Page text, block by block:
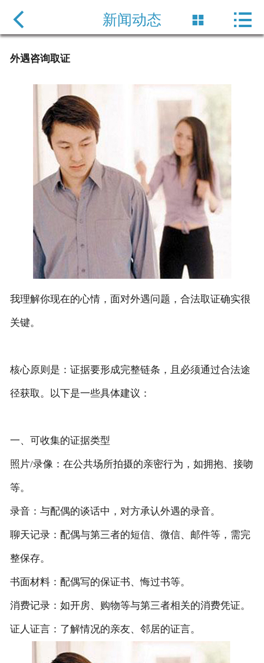
网站首页
公司简介
保密协定
联系方式
 新闻动态  
外遇咨询取证
我理解你现在的心情，面对外遇问题，合法取证确实很
关键。
核心原则是：证据要形成完整链条，且必须通过合法途
径获取‌。以下是一些具体建议：
一、可收集的证据类型
‌照片/录像‌：在公共场所拍摄的亲密行为，如拥抱、接吻
等。
‌录音‌：与配偶的谈话中，对方承认外遇的录音。
‌聊天记录‌：配偶与第三者的短信、微信、邮件等，需完
整保存。
‌书面材料‌：配偶写的保证书、悔过书等。
‌消费记录‌：如开房、购物等与第三者相关的消费凭证。
‌证人证言‌：了解情况的亲友、邻居的证言。